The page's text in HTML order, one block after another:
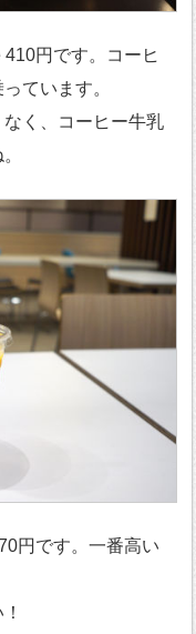
円です。コーヒ
ています。
く、コーヒー牛乳
円です。一番高い